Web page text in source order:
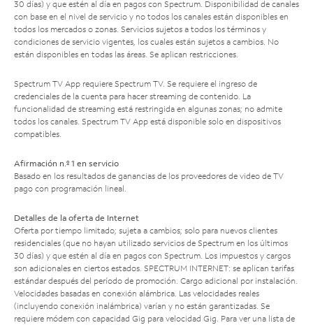
30 días) y que estén al día en pagos con Spectrum. Disponibilidad de canales
con base en el nivel de servicio y no todos los canales están disponibles en
todos los mercados o zonas. Servicios sujetos a todos los términos y
condiciones de servicio vigentes, los cuales están sujetos a cambios. No
están disponibles en todas las áreas. Se aplican restricciones.
Spectrum TV App requiere Spectrum TV. Se requiere el ingreso de
credenciales de la cuenta para hacer streaming de contenido. La
funcionalidad de streaming está restringida en algunas zonas; no admite
todos los canales. Spectrum TV App está disponible solo en dispositivos
compatibles.
Afirmación n.º 1 en servicio
Basado en los resultados de ganancias de los proveedores de video de TV
pago con programación lineal.
Detalles de la oferta de Internet
Oferta por tiempo limitado; sujeta a cambios; solo para nuevos clientes
residenciales (que no hayan utilizado servicios de Spectrum en los últimos
30 días) y que estén al día en pagos con Spectrum. Los impuestos y cargos
son adicionales en ciertos estados. SPECTRUM INTERNET: se aplican tarifas
estándar después del período de promoción. Cargo adicional por instalación.
Velocidades basadas en conexión alámbrica. Las velocidades reales
(incluyendo conexión inalámbrica) varían y no están garantizadas. Se
requiere módem con capacidad Gig para velocidad Gig. Para ver una lista de